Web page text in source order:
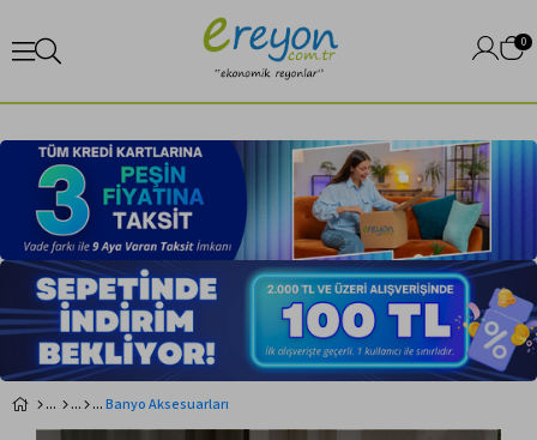
0
Banyo Aksesuarları